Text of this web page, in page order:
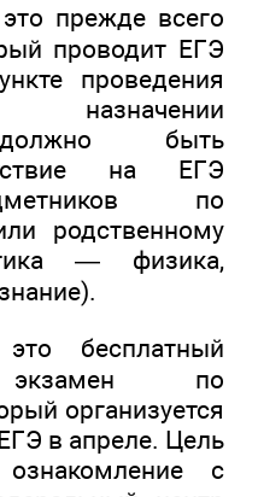
прежде всего
проводит ЕГЭ
проведения
назначении
должно быть
на ЕГЭ
по
родственному
— физика,
бесплатный
экзамен по
организуется
в апреле. Цель
с